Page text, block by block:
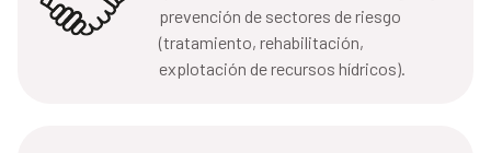
prevención de sectores de riesgo
(tratamiento, rehabilitación,
explotación de recursos hídricos).